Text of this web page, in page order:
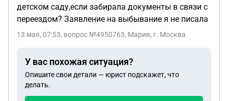
детском саду,если забирала документы в связи с
переездом? Заявление на выбывание я не писала
13 мая, 07:53, вопрос №4950763, Мария, г. Москва
У вас похожая ситуация?
Опишите свои детали — юрист подскажет, что
делать.